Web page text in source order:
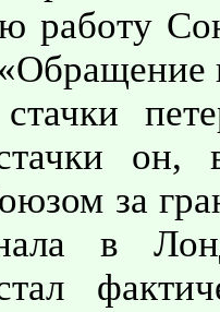
работу
за
в